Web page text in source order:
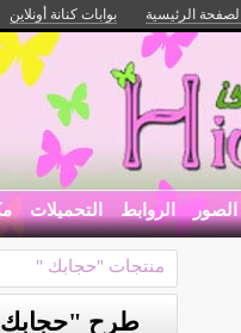
الصفحة الرئيسية بوابات كنانة أونلاين
الصور الروابط التحميلات
منتجات "حجابك "
طرح "حجابك"